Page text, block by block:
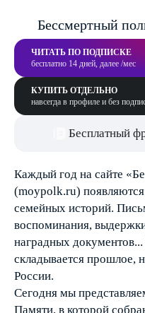
Бессмертный
ЧИТАТЬ ПО ПОДПИСКЕ
бесплатно 14 дней, далее /мес
КУПИТЬ ОТДЕЛЬНО
навсегда в профиле и без
Бесплатный
Каждый год на сайте
(moypolk.ru)
семейных историй.
воспоминания,
наградных
складывается прошлое,
России.
Сегодня мы
Памяти, в которой